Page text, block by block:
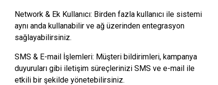
Network & Ek Kullanıcı: Birden fazla kullanıcı ile sistemi
aynı anda kullanabilir ve ağ üzerinden entegrasyon
sağlayabilirsiniz.
SMS & E-mail İşlemleri: Müşteri bildirimleri, kampanya
duyuruları gibi iletişim süreçlerinizi SMS ve e-mail ile
etkili bir şekilde yönetebilirsiniz.